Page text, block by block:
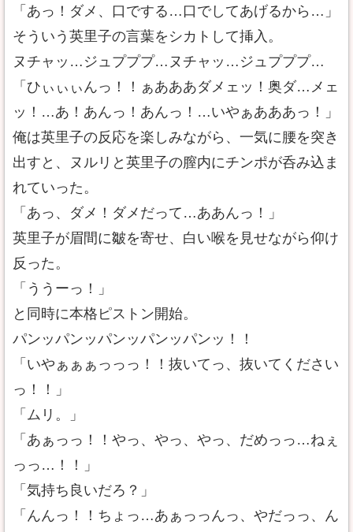
「あっ！ダメ、口でする…口でしてあげるから…」
そういう英里子の言葉をシカトして挿入。
ヌチャッ…ジュプププ…ヌチャッ…ジュプププ…
「ひぃぃぃんっ！！ぁあああダメェッ！奥ダ…メェ
ッ！…あ！あんっ！あんっ！…いやぁあああっ！」
俺は英里子の反応を楽しみながら、一気に腰を突き
出すと、ヌルリと英里子の膣内にチンポが呑み込ま
れていった。
「あっ、ダメ！ダメだって…ああんっ！」
英里子が眉間に皺を寄せ、白い喉を見せながら仰け
反った。
「ううーっ！」
と同時に本格ピストン開始。
パンッパンッパンッパンッパンッ！！
「いやぁぁぁっっっ！！抜いてっ、抜いてください
っ！！」
「ムリ。」
「あぁっっ！！やっ、やっ、やっ、だめっっ…ねぇ
っっ…！！」
「気持ち良いだろ？」
「んんっ！！ちょっ…あぁっっんっ、やだっっ、ん